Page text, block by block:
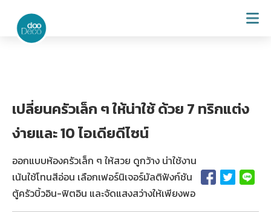
เปลี่ยนครัวเล็ก ๆ ให้น่าใช้ ด้วย 7 ทริกแต่ง
ง่ายและ 10 ไอเดียดีไซน์
ออกแบบห้องครัวเล็ก ๆ ให้สวย ดูกว้าง น่าใช้งาน
เน้นใช้โทนสีอ่อน เลือกเฟอร์นิเจอร์มัลติฟังก์ชัน
ตู้ครัวบิ้วอิน-ฟิตอิน และจัดแสงสว่างให้เพียงพอ